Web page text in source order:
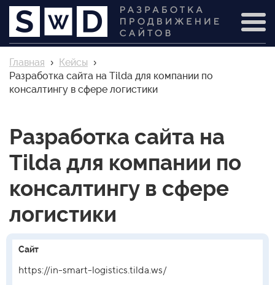
Главная › Кейсы ›
Разработка сайта на Tilda для компании по
консалтингу в сфере логистики
Разработка сайта на
Tilda для компании по
консалтингу в сфере
логистики
Сайт
https://in-smart-logistics.tilda.ws/